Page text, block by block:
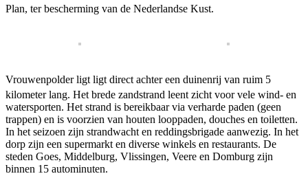
Plan, ter bescherming van de Nederlandse Kust.
Vrouwenpolder ligt ligt direct achter een duinenrij van ruim 5
kilometer lang. Het brede zandstrand leent zicht voor vele wind- en
watersporten. Het strand is bereikbaar via verharde paden (geen
trappen) en is voorzien van houten looppaden, douches en toiletten.
In het seizoen zijn strandwacht en reddingsbrigade aanwezig. In het
dorp zijn een supermarkt en diverse winkels en restaurants. De
steden Goes, Middelburg, Vlissingen, Veere en Domburg zijn
binnen 15 autominuten.